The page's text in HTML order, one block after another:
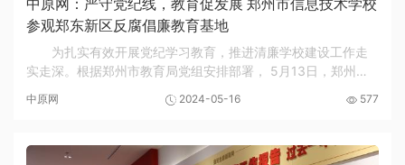
中原网：严守党纪线，教育促发展 郑州市信息技术学校
参观郑东新区反腐倡廉教育基地
为扎实有效开展党纪学习教育，推进清廉学校建设工作走
实走深。根据郑州市教育局党组安排部署， 5月13日，郑州市
腐倡廉教育基地开展“严守党纪线 教育促发展...
中原网 2024-05-16 577